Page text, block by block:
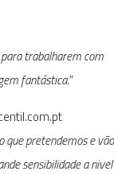
trabalharem com
fantástica.”
que pretendemos e vão
sensibilidade a nivel